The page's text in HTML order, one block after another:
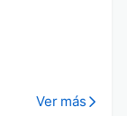
Ver más